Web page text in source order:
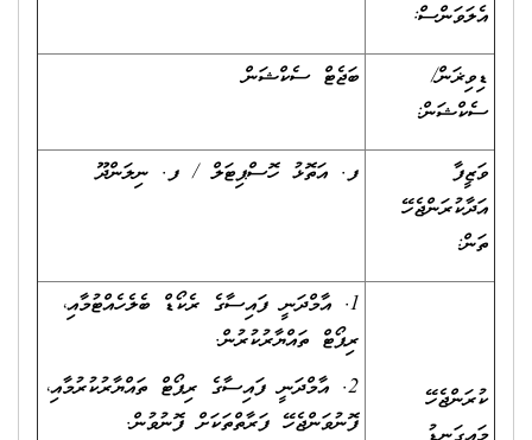
އެލަވަންސް:
ޑިވިޜަން/
ސެކްޝަން:
ބަޖެޓް ސެކްޝަން
ވަޒީފާ
އަދާކުރަންޖެހޭ
ތަން:
ފ. އަތޮޅު ހޮސްޕިޓަލް / ފ. ނިލަންދޫ
ކުރަންޖެހޭ
1. އާމްދަނީ ފައިސާގެ ރެކޯޑް ބެލެހެއްޓުމާއި،
ރިޕޯޓް ތައްޔާރުކުރުން.
2. އާމްދަނީ ފައިސާގެ ރިޕޯޓް ތައްޔާރުކުރުމާއި،
ފޮނުވަންޖެހޭ ފަރާތްތަކަށް ފޮނުވުން.